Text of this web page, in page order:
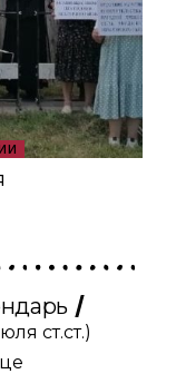
ст.ст.)